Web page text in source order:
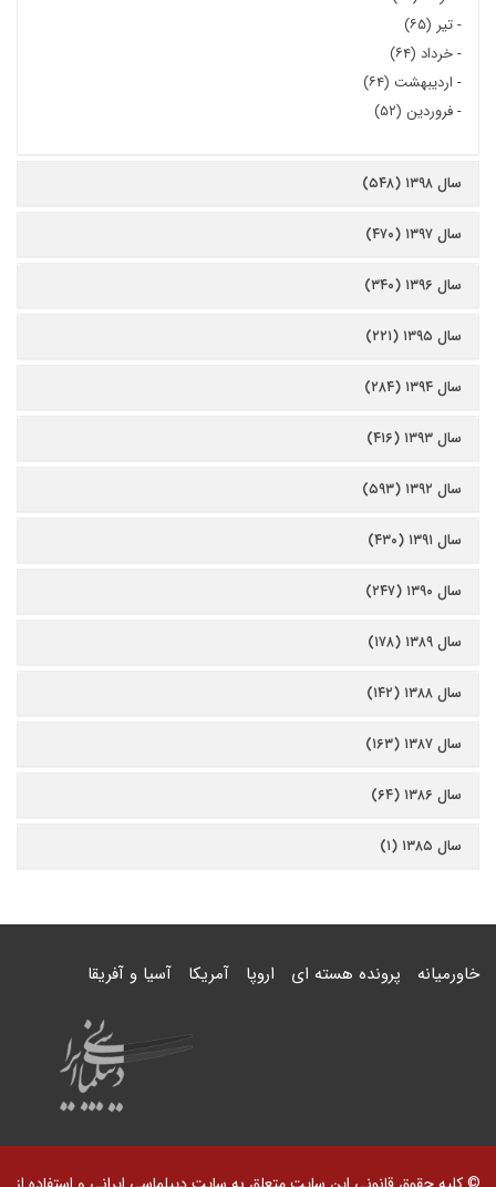
-تیر (۶۵)
-خرداد (۶۴)
- اردیبهشت (۶۴)
-فروردین (۵۲)
سال ۱۳۹۸ (۵۴۸)
سال ۱۳۹۷ (۴۷۰)
سال ۱۳۹۶ (۳۴۰)
سال ۱۳۹۵ (۲۲۱)
سال ۱۳۹۴ (۲۸۴)
سال ۱۳۹۳ (۴۱۶)
سال ۱۳۹۲ (۵۹۳)
سال ۱۳۹۱ (۴۳۰)
سال ۱۳۹۰ (۲۴۷)
سال ۱۳۸۹ (۱۷۸)
سال ۱۳۸۸ (۱۴۲)
سال ۱۳۸۷ (۱۶۳)
سال ۱۳۸۶ (۶۴)
سال ۱۳۸۵ (۱)
خاورمیانه پرونده هسته ای اروپا آمریکا آسیا و آفریقا